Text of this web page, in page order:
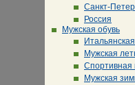
Санкт-
Россия
Мужская обувь
Мужская
Спортивная
Мужская